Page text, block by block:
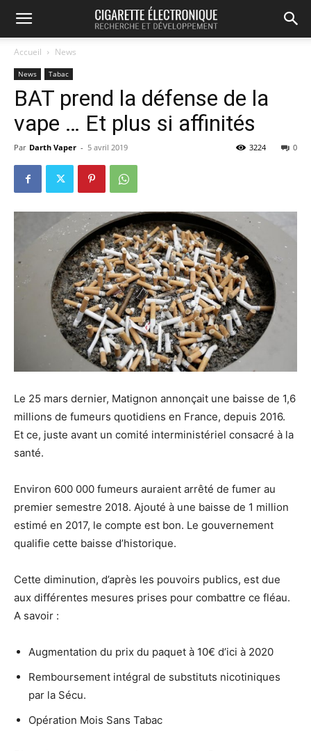
Accueil News
News Tabac
BAT prend la défense de la
vape … Et plus si affinités
Par Darth Vaper - 5 avril 2019 0
3224
Le 25 mars dernier, Matignon annonçait une baisse de 1,6
millions de fumeurs quotidiens en France, depuis 2016.
Et ce, juste avant un comité interministériel consacré à la
santé.
Environ 600 000 fumeurs auraient arrêté de fumer au
premier semestre 2018. Ajouté à une baisse de 1 million
estimé en 2017, le compte est bon. Le gouvernement
qualifie cette baisse d’historique.
Cette diminution, d’après les pouvoirs publics, est due
aux différentes mesures prises pour combattre ce fléau.
A savoir :
Augmentation du prix du paquet à 10€ d’ici à 2020
Remboursement intégral de substituts nicotiniques
par la Sécu.
Opération Mois Sans Tabac